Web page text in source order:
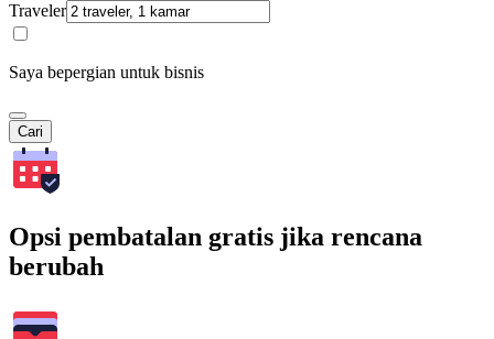
Traveler
Saya bepergian untuk bisnis
Cari
Opsi pembatalan gratis jika rencana
berubah